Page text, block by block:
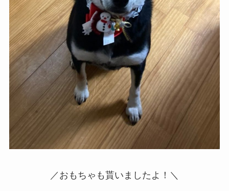
／おもちゃも貰いましたよ！＼